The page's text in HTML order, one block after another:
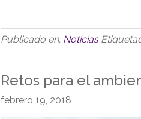
Publicado en: Noticias
Retos para el
febrero 19, 2018